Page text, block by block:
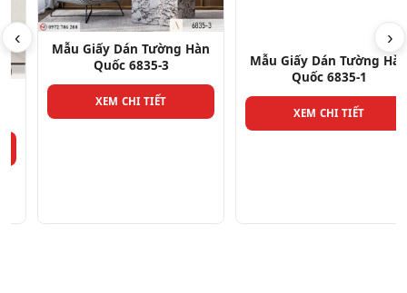
‹
Mẫu Giấy Dán Tường Hàn
Quốc 6835-3
XEM CHI TIẾT
Mẫu Giấy Dán Tường Hàn
Quốc 6835-1
XEM CHI TIẾT
›